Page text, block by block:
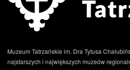
Muzeum Tatrzańskie im. Dra Tytusa
najstarszych i największych muzeów